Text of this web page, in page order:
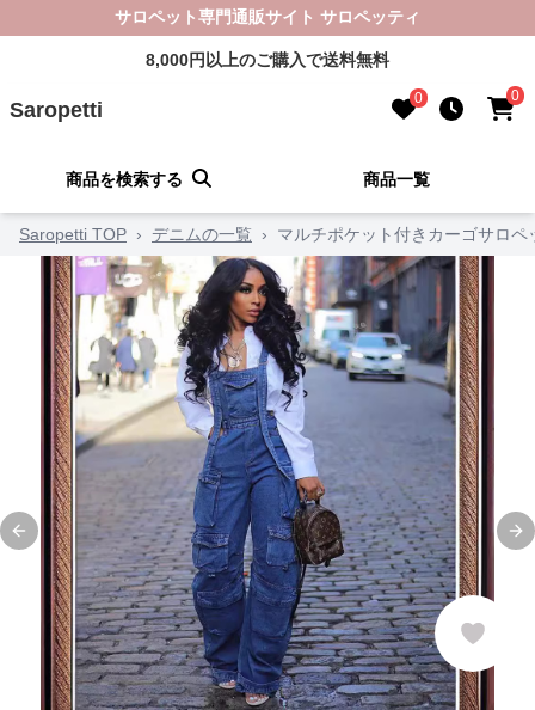
サロペット専門通販サイト サロペッティ
8,000円以上のご購入で送料無料
Saropetti 0 0
商品を検索する 商品一覧
Saropetti TOP › デニムの一覧 › マルチポケット付きカーゴサロペ
Previous slide